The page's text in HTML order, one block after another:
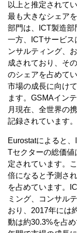
以上と推定されて
最も大きなシェア
部門は、ICT製造部
一方、ICTサービス
ンサルティング、
成されており、そ
のシェアを占めて
市場の成長に向け
ます。GSMAイン
月現在、全世界の
記録されています。
Eurostatによると
Tセクターの総価
定されています。
倍になると予測さ
を占めています。
ミング、コンサル
おり、2017年には
動は約30.3%を占